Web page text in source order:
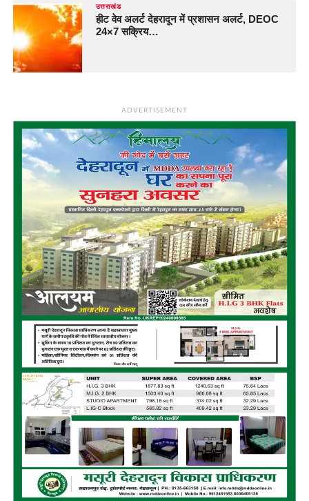
उत्तराखंड
हीट वेव अलर्ट देहरादून में प्रशासन अलर्ट, DEOC
24×7 सक्रिय…
ADVERTISEMENT